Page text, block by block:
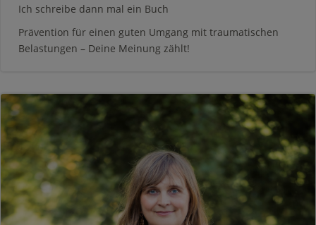
Ich schreibe dann mal ein Buch
Prävention für einen guten Umgang mit traumatischen
Belastungen – Deine Meinung zählt!